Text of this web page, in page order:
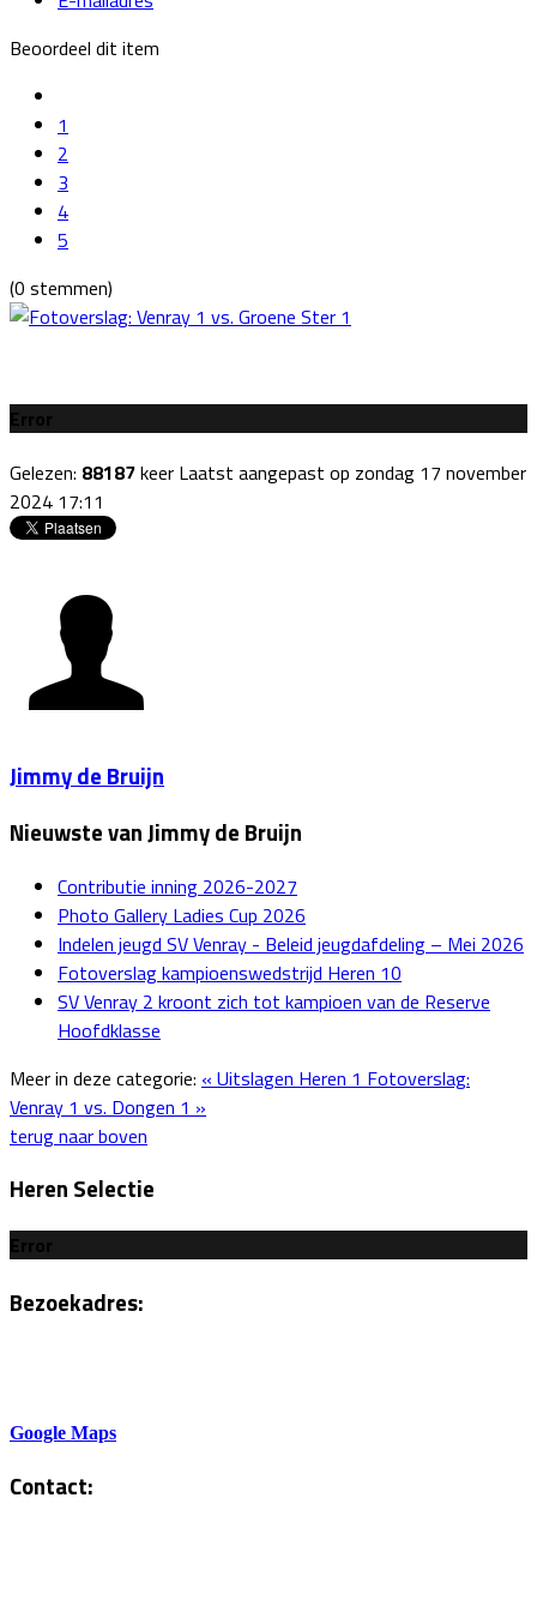
Beoordeel dit item
1
2
3
4
5
(0 stemmen)
Error
Gelezen: 88187keer Laatst aangepast op zondag 17 november
2024 17:11
Jimmy de Bruijn
Nieuwste van Jimmy de Bruijn
Contributie inning 2026-2027
Photo Gallery Ladies Cup 2026
Indelen jeugd SV Venray - Beleid jeugdafdeling – Mei 2026
Fotoverslag kampioenswedstrijd Heren 10
SV Venray 2 kroont zich tot kampioen van de Reserve
Hoofdklasse
Meer in deze categorie: « Uitslagen Heren 1 Fotoverslag:
Venray 1 vs. Dongen 1 »
terug naar boven
Heren Selectie
Error
Bezoekadres:
Google Maps
Contact: